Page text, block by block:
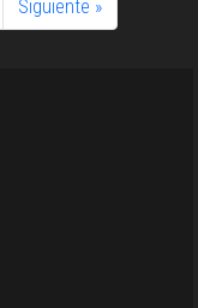
Siguiente »